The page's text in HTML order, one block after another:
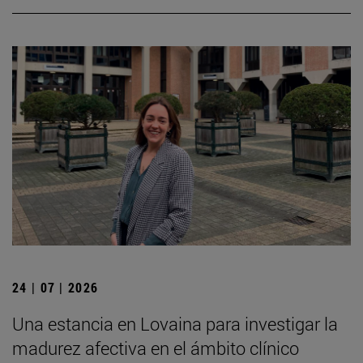
24 | 07 | 2026
Una estancia en Lovaina para investigar la
madurez afectiva en el ámbito clínico